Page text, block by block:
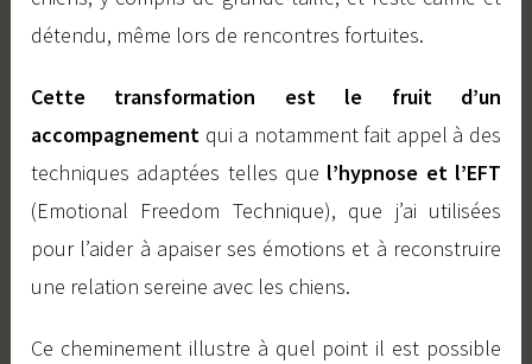
détendu, même lors de rencontres fortuites.
Cette transformation est le fruit d’un
accompagnement qui a notamment fait appel à des
techniques adaptées telles que l’hypnose et l’EFT
(Emotional Freedom Technique), que j’ai utilisées
pour l’aider à apaiser ses émotions et à reconstruire
une relation sereine avec les chiens.
Ce cheminement illustre à quel point il est possible